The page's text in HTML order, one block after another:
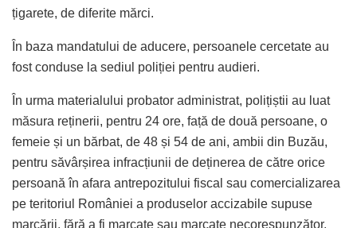
țigarete, de diferite mărci.
În baza mandatului de aducere, persoanele cercetate au
fost conduse la sediul poliției pentru audieri.
În urma materialului probator administrat, polițiștii au luat
măsura reținerii, pentru 24 ore, față de două persoane, o
femeie și un bărbat, de 48 și 54 de ani, ambii din Buzău,
pentru săvârșirea infracțiunii de deținerea de către orice
persoană în afara antrepozitului fiscal sau comercializarea
pe teritoriul României a produselor accizabile supuse
marcării, fără a fi marcate sau marcate necorespunzător.